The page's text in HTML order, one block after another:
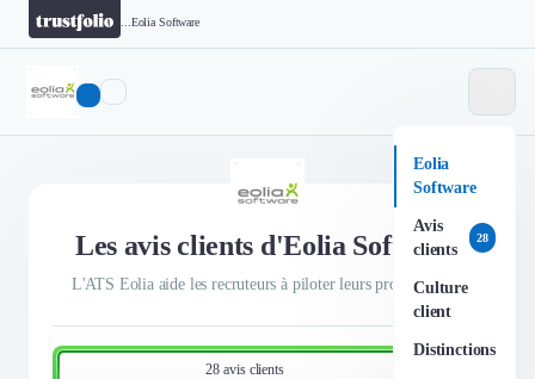
Eolia Software
Eolia
Software
Avis
clients
28
Culture
client
Distinctions
Les avis clients d'Eolia Software
L'ATS Eolia aide les recruteurs à piloter leurs processus RH
28 avis clients